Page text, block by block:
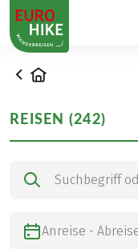
1
Startseite
REISEN (242)
Nach Touren suchen